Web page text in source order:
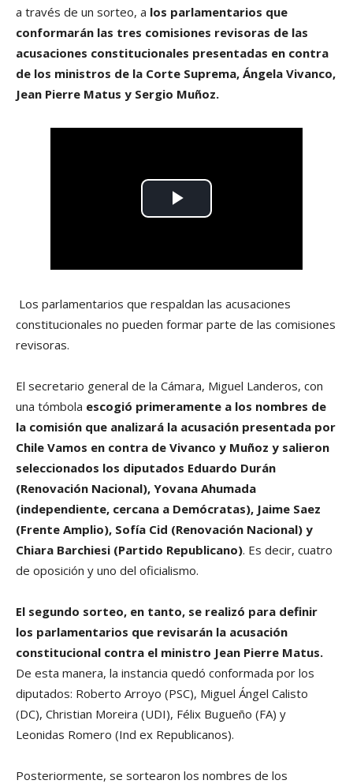
a través de un sorteo, a los parlamentarios que
conformarán las tres comisiones revisoras de las
acusaciones constitucionales presentadas en contra
de los ministros de la Corte Suprema, Ángela Vivanco,
Jean Pierre Matus y Sergio Muñoz.
Los parlamentarios que respaldan las acusaciones
constitucionales no pueden formar parte de las comisiones
revisoras.
El secretario general de la Cámara, Miguel Landeros, con
una tómbola escogió primeramente a los nombres de
la comisión que analizará la acusación presentada por
Chile Vamos en contra de Vivanco y Muñoz y salieron
seleccionados los diputados Eduardo Durán
(Renovación Nacional), Yovana Ahumada
(independiente, cercana a Demócratas), Jaime Saez
(Frente Amplio), Sofía Cid (Renovación Nacional) y
Chiara Barchiesi (Partido Republicano). Es decir, cuatro
de oposición y uno del oficialismo.
El segundo sorteo, en tanto, se realizó para definir
los parlamentarios que revisarán la acusación
constitucional contra el ministro Jean Pierre Matus.
De esta manera, la instancia quedó conformada por los
diputados: Roberto Arroyo (PSC), Miguel Ángel Calisto
(DC), Christian Moreira (UDI), Félix Bugueño (FA) y
Leonidas Romero (Ind ex Republicanos).
Posteriormente, se sortearon los nombres de los